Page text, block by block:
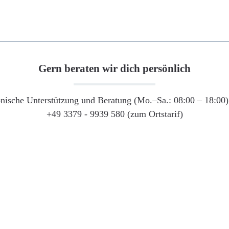
Gern beraten wir dich persönlich
Unterstützung und Beratung (Mo.–Sa.: 08:00 –
+49 3379 - 9939 580 (zum Ortstarif)